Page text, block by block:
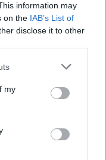
information may
on the IAB’s List of
disclose it to other
my